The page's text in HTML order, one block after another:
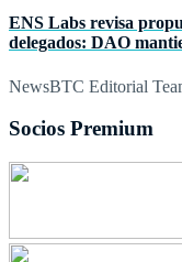
ENS Labs revisa
delegados: DAO
NewsBTC Editorial
Socios Premium